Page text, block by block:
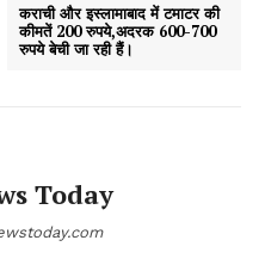
कराची और इस्लामाबाद में टमाटर की
कीमतें 200 रुपये,अदरक 600-700
रुपये बेची जा रही हैं।
Today